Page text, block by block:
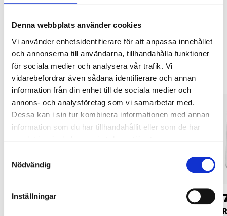
Denna webbplats använder cookies
Vi använder enhetsidentifierare för att anpassa innehållet
och annonserna till användarna, tillhandahålla funktioner
för sociala medier och analysera vår trafik. Vi
vidarebefordrar även sådana identifierare och annan
information från din enhet till de sociala medier och
annons- och analysföretag som vi samarbetar med.
Dessa kan i sin tur kombinera informationen med annan
information som du har tillhandahållit eller som de har
Nödvändig
Inställningar
Andra kunder köpte också
4290